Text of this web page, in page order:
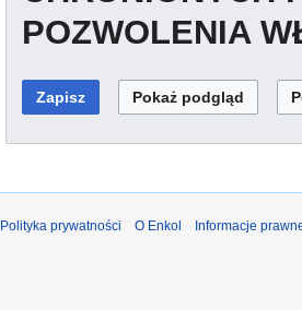
POZWOLENIA
Polityka prywatności O Enkol Informacje